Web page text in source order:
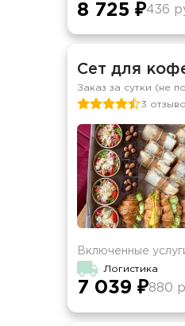
8 725 ₽436
Сет для
Заказ за сутки (не
3
Включенные
Логистика
7 039 ₽880